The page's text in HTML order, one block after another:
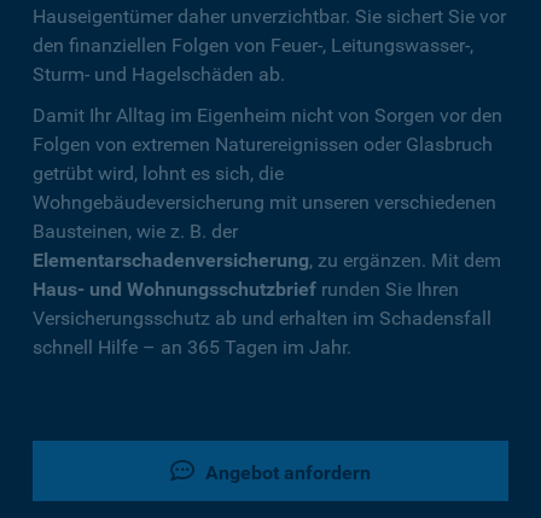
Hauseigentümer daher unverzichtbar. Sie sichert Sie vor
den finanziellen Folgen von Feuer-, Leitungswasser-,
Sturm- und Hagelschäden ab.
Damit Ihr Alltag im Eigenheim nicht von Sorgen vor den
Folgen von extremen Naturereignissen oder Glasbruch
getrübt wird, lohnt es sich, die
Wohngebäudeversicherung mit unseren verschiedenen
Bausteinen, wie z. B. der
Elementarschadenversicherung, zu ergänzen. Mit dem
Haus- und Wohnungsschutzbrief runden Sie Ihren
Versicherungsschutz ab und erhalten im Schadensfall
schnell Hilfe – an 365 Tagen im Jahr.
Angebot anfordern